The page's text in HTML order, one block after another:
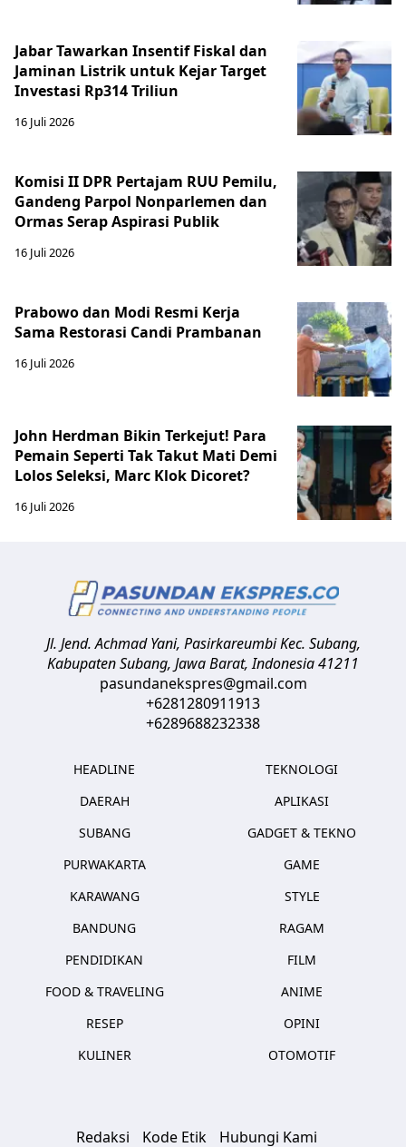
Jabar Tawarkan Insentif Fiskal dan
Jaminan Listrik untuk Kejar Target
Investasi Rp314 Triliun
16 Juli 2026
Komisi II DPR Pertajam RUU Pemilu,
Gandeng Parpol Nonparlemen dan
Ormas Serap Aspirasi Publik
16 Juli 2026
Prabowo dan Modi Resmi Kerja
Sama Restorasi Candi Prambanan
16 Juli 2026
John Herdman Bikin Terkejut! Para
Pemain Seperti Tak Takut Mati Demi
Lolos Seleksi, Marc Klok Dicoret?
16 Juli 2026
Jl. Jend. Achmad Yani, Pasirkareumbi Kec. Subang,
Kabupaten Subang, Jawa Barat,Indonesia41211
pasundanekspres@gmail.com
+6281280911913
+6289688232338
HEADLINE
DAERAH
SUBANG
PURWAKARTA
KARAWANG
BANDUNG
PENDIDIKAN
FOOD & TRAVELING
RESEP
KULINER
TEKNOLOGI
APLIKASI
GADGET & TEKNO
GAME
STYLE
RAGAM
FILM
ANIME
OPINI
OTOMOTIF
Redaksi Kode Etik Hubungi Kami